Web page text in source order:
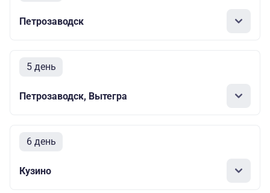
Петрозаводск
5 день
Петрозаводск, Вытегра
6 день
Кузино